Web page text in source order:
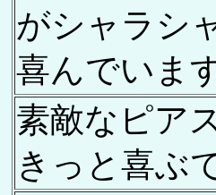
がシャラシ
喜んでいます
素敵なピア
きっと喜ぶ